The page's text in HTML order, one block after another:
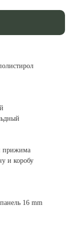
прижима
и коробу
16 mm